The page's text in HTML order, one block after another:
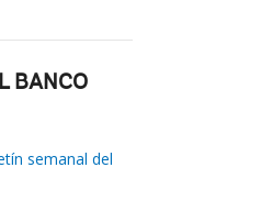
BANCO
semanal del